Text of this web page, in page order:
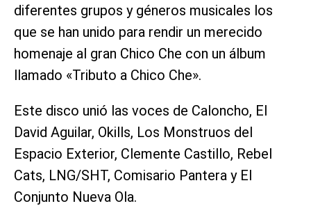
diferentes grupos y géneros musicales los
que se han unido para rendir un merecido
homenaje al gran Chico Che con un álbum
llamado «Tributo a Chico Che».
Este disco unió las voces de Caloncho, El
David Aguilar, Okills, Los Monstruos del
Espacio Exterior, Clemente Castillo, Rebel
Cats, LNG/SHT, Comisario Pantera y El
Conjunto Nueva Ola.